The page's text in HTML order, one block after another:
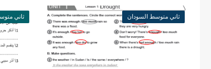
ثاني متوسط السودان ثاني